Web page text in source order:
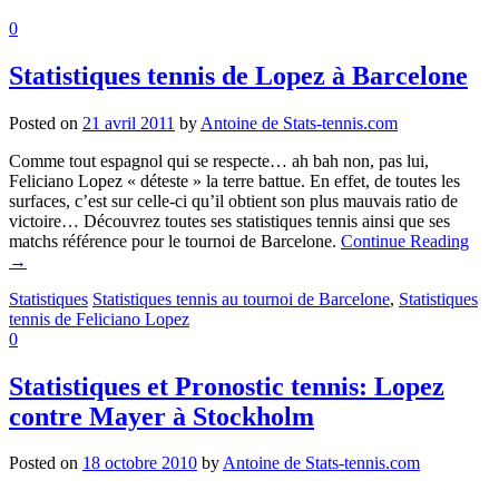
0
Statistiques tennis de Lopez à Barcelone
Posted on 21 avril 2011 by Antoine de Stats-tennis.com
Comme tout espagnol qui se respecte… ah bah non, pas lui,
Feliciano Lopez « déteste » la terre battue. En effet, de toutes les
surfaces, c’est sur celle-ci qu’il obtient son plus mauvais ratio de
victoire… Découvrez toutes ses statistiques tennis ainsi que ses
matchs référence pour le tournoi de Barcelone. Continue Reading
→
Statistiques Statistiques tennis au tournoi de Barcelone, Statistiques
tennis de Feliciano Lopez
0
Statistiques et Pronostic tennis: Lopez
contre Mayer à Stockholm
Posted on 18 octobre 2010 byAntoine de Stats-tennis.com